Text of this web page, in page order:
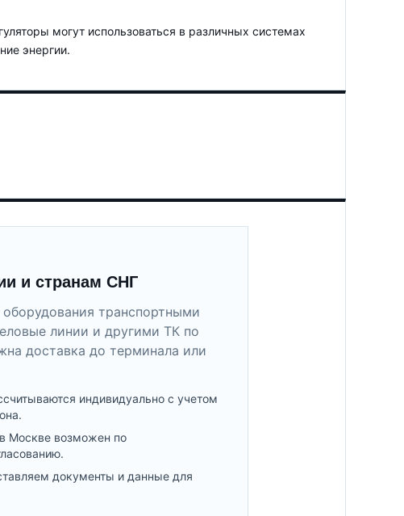
могут использоваться в различных системах
энергии.
и странам СНГ
транспортными
линии и другими ТК по
доставка до терминала или
индивидуально с учетом
Москве возможен по
документы и данные для